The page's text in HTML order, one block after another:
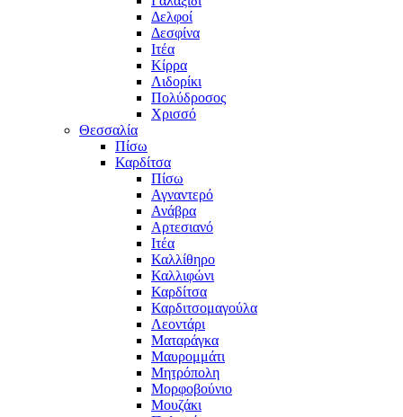
Δελφοί
Δεσφίνα
Ιτέα
Κίρρα
Λιδορίκι
Πολύδροσος
Χρισσό
Θεσσαλία
Πίσω
Καρδίτσα
Πίσω
Αγναντερό
Ανάβρα
Αρτεσιανό
Ιτέα
Καλλίθηρο
Καλλιφώνι
Καρδίτσα
Καρδιτσομαγούλα
Λεοντάρι
Ματαράγκα
Μαυρομμάτι
Μητρόπολη
Μορφοβούνιο
Μουζάκι